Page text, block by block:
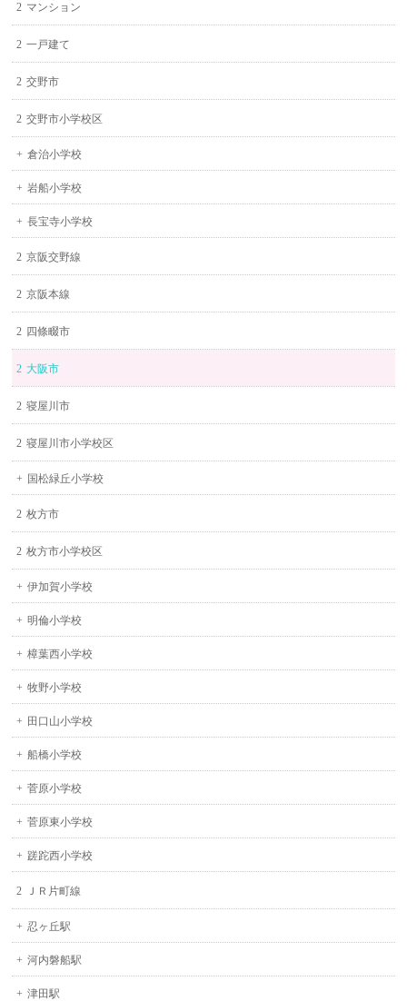
マンション
一戸建て
交野市
交野市小学校区
倉治小学校
岩船小学校
長宝寺小学校
京阪交野線
京阪本線
四條畷市
大阪市
寝屋川市
寝屋川市小学校区
国松緑丘小学校
枚方市
枚方市小学校区
伊加賀小学校
明倫小学校
樟葉西小学校
牧野小学校
田口山小学校
船橋小学校
菅原小学校
菅原東小学校
蹉跎西小学校
ＪＲ片町線
忍ヶ丘駅
河内磐船駅
津田駅